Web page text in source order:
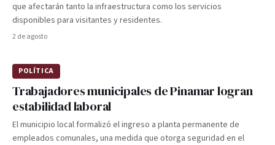
que afectarán tanto la infraestructura como los servicios
disponibles para visitantes y residentes.
2 de agosto
POLÍTICA
Trabajadores municipales de Pinamar logran
estabilidad laboral
El municipio local formalizó el ingreso a planta permanente de
empleados comunales, una medida que otorga seguridad en el